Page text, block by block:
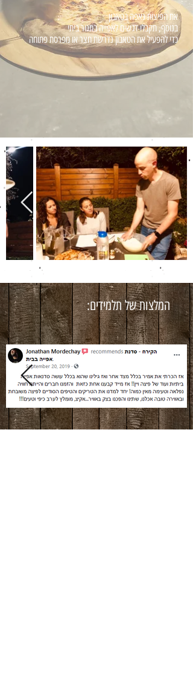
את הפיצות נאפה בטאבון
בנוסף, תקבלו דגשים לאפייה בתנור ביתי
כדי להפעיל את הטאבון נדרשת חצר או מפרסת פתוחה
המלצות של תלמידים: